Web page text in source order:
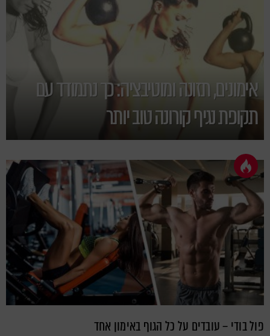
אימונים, תזונה ומוטיבציה: כך נתמודד עם
תקופת נגיף קורונה טוב יותר
פול בודי – עובדים על כל הגוף באימון אחד